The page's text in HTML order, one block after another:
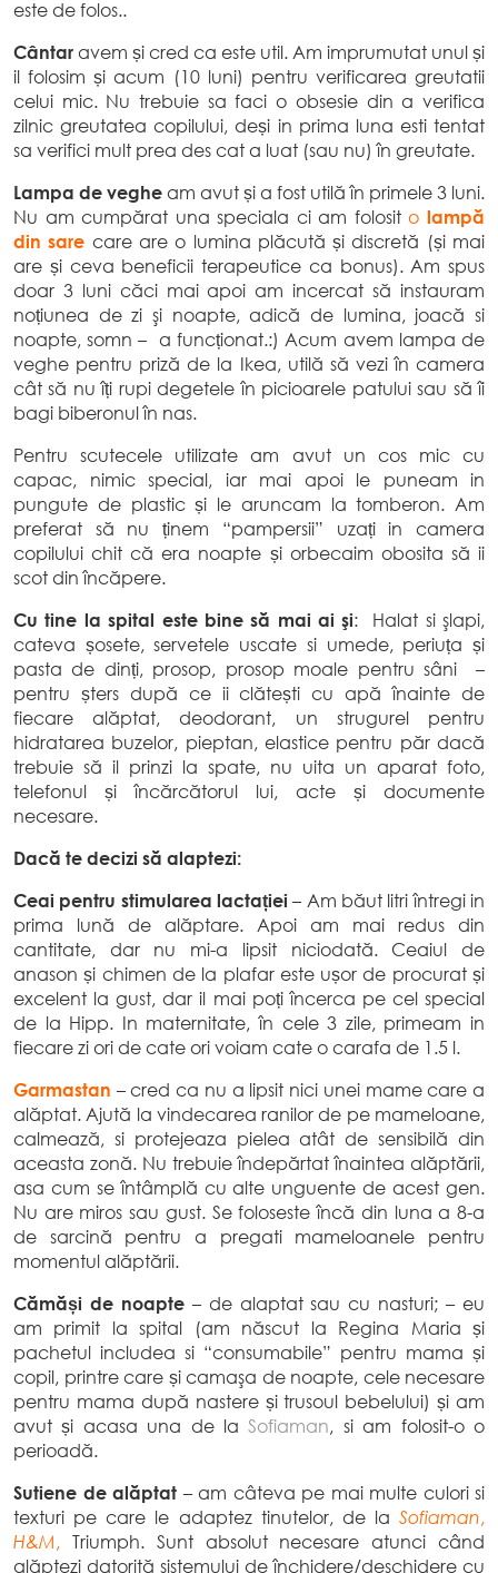
este de folos..
Cântar avem și cred ca este util. Am imprumutat unul și
il folosim și acum (10 luni) pentru verificarea greutatii
celui mic. Nu trebuie sa faci o obsesie din a verifica
zilnic greutatea copilului, deși in prima luna esti tentat
sa verifici mult prea des cat a luat (sau nu) în greutate.
Lampa de veghe am avut și a fost utilă în primele 3 luni.
Nu am cumpărat una speciala ci am folosito lampă
din sare care are o lumina plăcută și discretă (și mai
are și ceva beneficii terapeutice ca bonus). Am spus
doar 3 luni căci mai apoi am incercat să instauram
noțiunea de zi şi noapte, adică de lumina, joacă si
noapte, somn – a funcționat.:) Acum avem lampa de
veghe pentru priză de la Ikea, utilă să vezi în camera
cât să nu îți rupi degetele în picioarele patului sau să îi
bagi biberonul în nas.
Pentru scutecele utilizate am avut un cos mic cu
capac, nimic special, iar mai apoi le puneam in
pungute de plastic și le aruncam la tomberon. Am
preferat să nu ținem “pampersii” uzați in camera
copilului chit că era noapte și orbecaim obosita să ii
scot din încăpere.
Cu tine la spital este bine să mai ai şi: Halat si şlapi,
cateva șosete, servetele uscate si umede, periuța și
pasta de dinți, prosop, prosop moale pentru sâni –
pentru șters după ce ii clătești cu apă înainte de
fiecare alăptat, deodorant, un strugurel pentru
hidratarea buzelor, pieptan, elastice pentru păr dacă
trebuie să il prinzi la spate, nu uita un aparat foto,
telefonul și încărcătorul lui, acte și documente
necesare.
Dacă te decizi să alaptezi:
Ceai pentru stimularea lactației– Am băut litri întregi in
prima lună de alăptare. Apoi am mai redus din
cantitate, dar nu mi-a lipsit niciodată. Ceaiul de
anason și chimen de la plafar este ușor de procurat și
excelent la gust, dar il mai poți încerca pe cel special
de la Hipp. In maternitate, în cele 3 zile, primeam in
fiecare zi ori de cate ori voiam cate o carafa de 1.5 l.
Garmastan – cred ca nu a lipsit nici unei mame care a
alăptat. Ajută la vindecarea ranilor de pe mameloane,
calmează, si protejeaza pielea atât de sensibilă din
aceasta zonă. Nu trebuie îndepărtat înaintea alăptării,
asa cum se întâmplă cu alte unguente de acest gen.
Nu are miros sau gust. Se foloseste încă din luna a 8-a
de sarcină pentru a pregati mameloanele pentru
momentul alăptării.
Cămăși de noapte– de alaptat sau cu nasturi; – eu
am primit la spital (am născut la Regina Maria și
pachetul includea si “consumabile” pentru mama și
copil, printre care și camaşa de noapte, cele necesare
pentru mama după nastere și trusoul bebelului) și am
avut și acasa una de laSofiaman, si am folosit-o o
perioadă.
Sutiene de alăptat – am câteva pe mai multe culori si
texturi pe care le adaptez tinutelor, de la Sofiaman,
H&M, Triumph. Sunt absolut necesare atunci când
alăptezi datorită sistemului de închidere/deschidere cu